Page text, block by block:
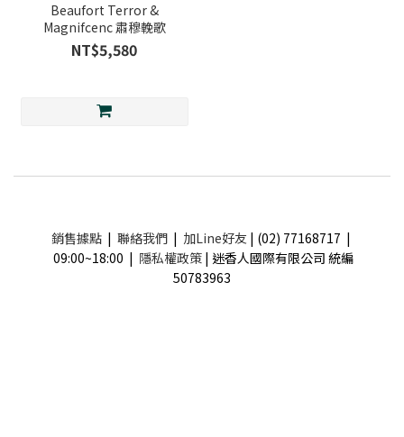
Beaufort Terror &
Magnifcenc 肅穆輓歌
NT$5,580
銷售據點| 聯絡我們| 加Line好友 | (02) 77168717 |
09:00~18:00 | 隱私權政策 | 迷香人國際有限公司 統編
50783963